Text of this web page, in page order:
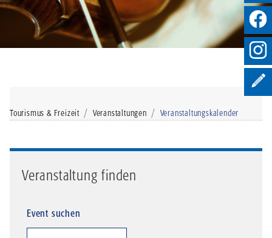
Tourismus & Freizeit Veranstaltungen Veranstaltungskalender
Veranstaltung finden
Event suchen